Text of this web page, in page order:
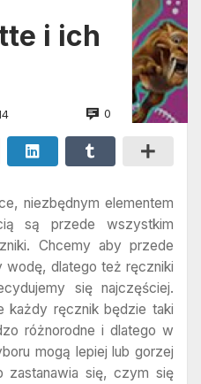
i ich
0
niezbędnym elementem
są przede wszystkim
Chcemy aby przede
wodę, dlatego też ręczniki
się najczęściej.
każdy ręcznik będzie taki
różnorodne i dlatego w
mogą lepiej lub gorzej
zastanawia się, czym się